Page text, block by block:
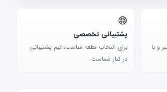
و با
پشتیبانی تخصصی
برای انتخاب قطعه مناسب، تیم پشتیبانی
در کنار شماست.